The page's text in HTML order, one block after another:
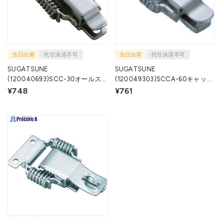
当日出荷 代引決済不可
SUGATSUNE
(120040693)SCC-30オールス
テンレス鋼製キャッチクリップ
¥748
当日出荷 代引決済不可
SUGATSUNE
(120049303)SCCA-60キャッチ
クリップ SCCA-60 1個 ▼825-
¥761